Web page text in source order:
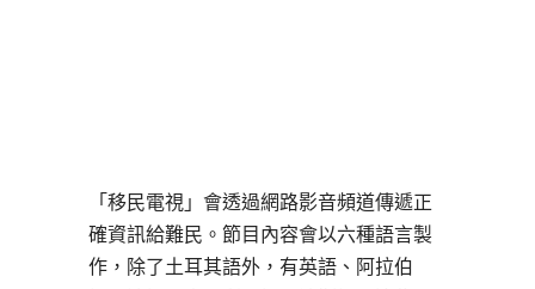
「移民電視」會透過網路影音頻道傳遞正
確資訊給難民。節目內容會以六種語言製
作，除了土耳其語外，有英語、阿拉伯